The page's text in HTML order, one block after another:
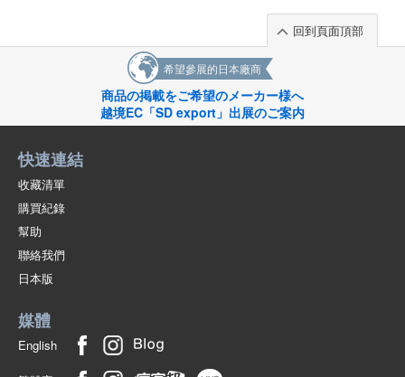
回到頁面頂部
希望參展的日本廠商
商品の掲載をご希望のメーカー様へ
越境EC「SD export」出展のご案内
快速連結
收藏清單
購買紀錄
幫助
聯絡我們
日本版
媒體
English